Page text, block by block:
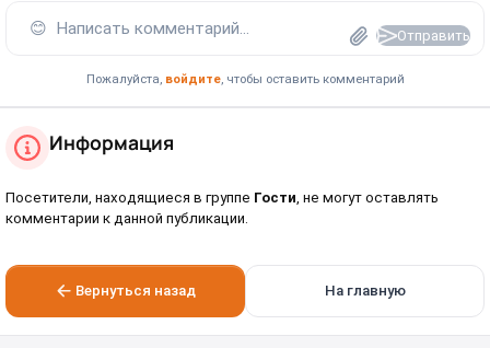
😊 Написать комментарий... Отправить
Пожалуйста, войдите, чтобы оставить комментарий
Информация
Посетители, находящиеся в группе Гости, не могут оставлять
комментарии к данной публикации.
Вернуться назад На главную